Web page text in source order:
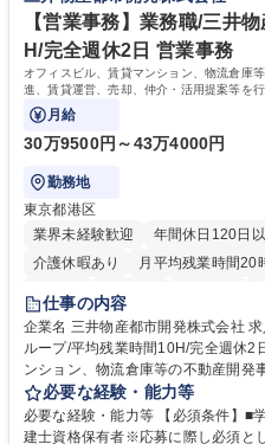
専修学校 高校 語学力： 資格：
【営業事務】業務職/三井
H/完全週休2日 営業事務
オフィスビル、賃貸マンション、物流倉庫
進、賃貸運営、売却、仲介・活用提案等を
ます。
月給
30万9500円～43万4000円
勤務地
東京都港区
業界未経験歓迎
年間休日120日
介護休暇あり
月平均残業時間20
在宅OK
賞与あり
駅近5分以内
土日祝休み 寮・
仕事の内容
企業名 三井物産都市開発株式会社 求人名 【営業事務】業務職/三井物産グ
ループ/平均残業時間10H/完全週休2日 仕事の内容 オフィスビル、賃
ンション、物流倉庫等の不動産開発
貸運営、売却、仲介・活用提案等を
いただきます。 【詳細】・契約書管理、契約書製本、捺印対応、ファイリ
ング、登記簿取得、調書取得・支払
必要な経験・能力等
必要な経験・能力等 【必須条件】■
建士資格保有者※応募に際し必須と